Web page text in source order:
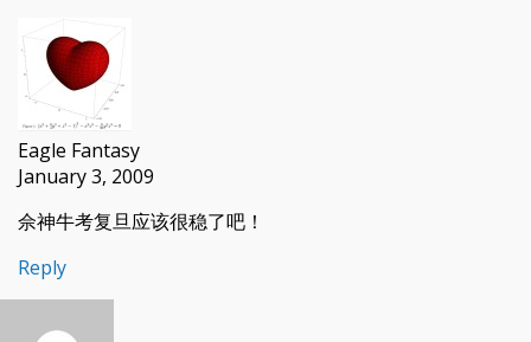
Eagle Fantasy
January 3, 2009
佘神牛考复旦应该很稳了吧！
Reply